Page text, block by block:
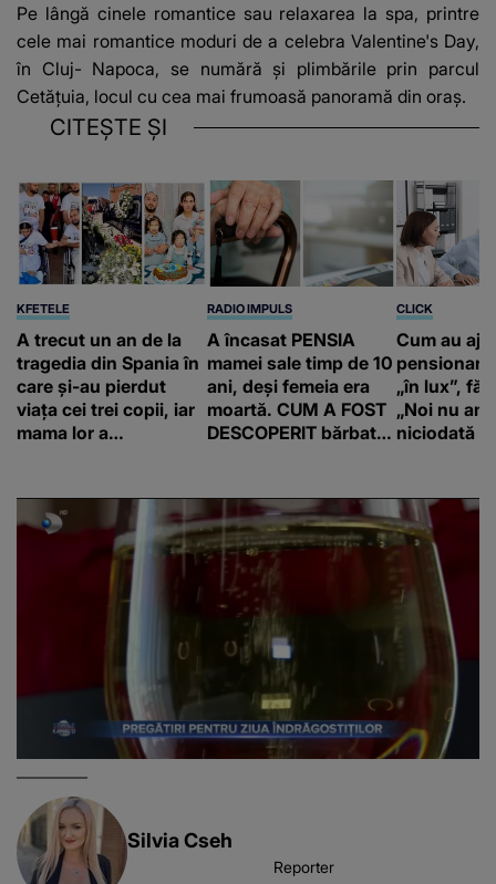
Pe lângă cinele romantice sau relaxarea la spa, printre
cele mai romantice moduri de a celebra Valentine's Day,
în Cluj- Napoca, se numără și plimbările prin parcul
Cetățuia, locul cu cea mai frumoasă panoramă din oraș.
CITEȘTE ȘI
KFETELE
A trecut un an de la
tragedia din Spania în
care și-au pierdut
viața cei trei copii, iar
mama lor a…
RADIO IMPULS
A încasat PENSIA
mamei sale timp de 10
ani, deși femeia era
moartă. CUM A FOST
DESCOPERIT bărbatul
banii obținuți? SUMA
E COLOSALĂ
CLICK
Cum au
pensionari
„în lux”,
„Noi nu
niciodată
Silvia Cseh
Reporter